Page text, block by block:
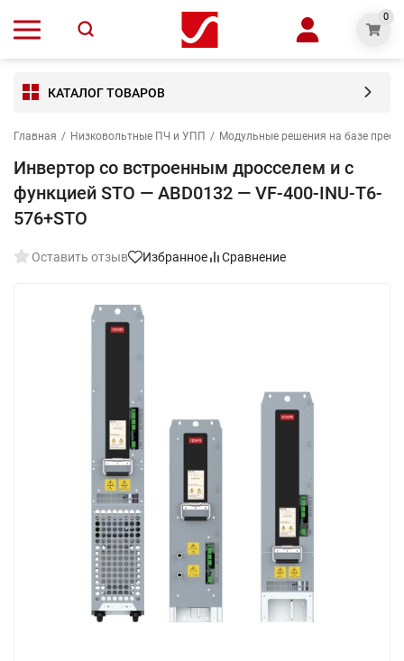
0
КАТАЛОГ ТОВАРОВ
Главная / Низковольтные ПЧ и УПП / Модульные решения на базе
Инвертор со встроенным дросселем и с
функцией STO — ABD0132 — VF-400-INU-T6-
576+STO
Оставить отзыв Избранное Сравнение